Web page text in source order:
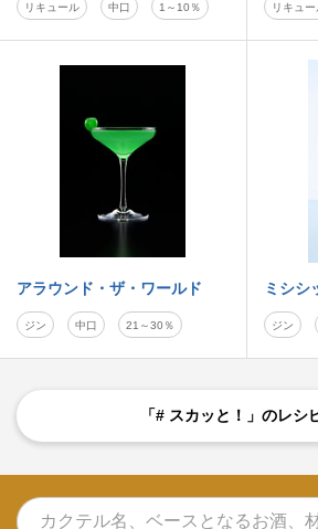
リキュール 中口 1～10％ リキュー
アラウンド・ザ・ワールド
ジン 中口 21～30％
ミシシ
ジン
「# スカッと！」のレシ